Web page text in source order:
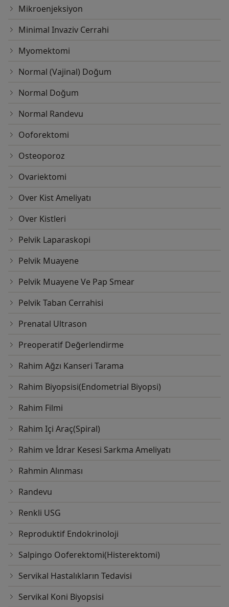
Mikroenjeksiyon
Minimal Invaziv Cerrahi
Myomektomi
Normal (Vajinal) Doğum
Normal Doğum
Normal Randevu
Ooforektomi
Osteoporoz
Ovariektomi
Over Kist Ameliyatı
Over Kistleri
Pelvik Laparaskopi
Pelvik Muayene
Pelvik Muayene Ve Pap Smear
Pelvik Taban Cerrahisi
Prenatal Ultrason
Preoperatif Değerlendirme
Rahim Ağzı Kanseri Tarama
Rahim Biyopsisi(Endometrial Biyopsi)
Rahim Filmi
Rahim Içi Araç(Spiral)
Rahim ve İdrar Kesesi Sarkma Ameliyatı
Rahmin Alınması
Randevu
Renkli USG
Reproduktif Endokrinoloji
Salpingo Ooferektomi(Histerektomi)
Servikal Hastalıkların Tedavisi
Servikal Koni Biyopsisi